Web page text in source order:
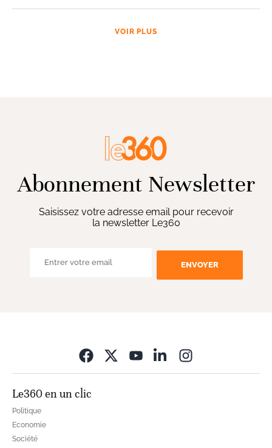
VOIR PLUS
Abonnement Newsletter
Saisissez votre adresse email pour recevoir
la newsletter Le360
ENVOYER
Le360 en un clic
Politique
Economie
Société